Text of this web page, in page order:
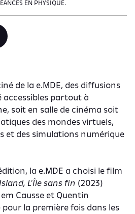
EN PHYSIQUE.
de la e.MDE, des diffusions
partout à
soit en salle de cinéma soit
des mondes virtuels,
et des simulations numérique
la e.MDE a choisi le film
L'Île sans fin (2023)
Causse et Quentin
la première fois dans les